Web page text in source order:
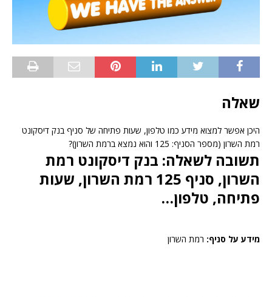
שאלה
היכן אפשר למצוא מידע כמו טלפון, שעות פתיחה של סניף בנק דיסקונט
רמת השרון (מספר הסניף: 125 והוא נמצא ברמת השרון)?
תשובה לשאלה: בנק דיסקונט רמת
השרון, סניף 125 רמת השרון, שעות
פתיחה, טלפון…
מידע על סניף: רמת השרון